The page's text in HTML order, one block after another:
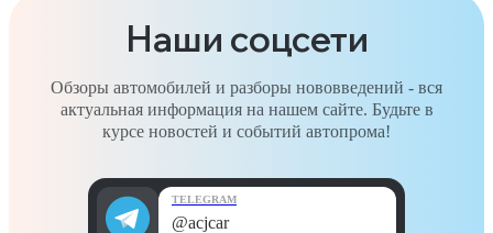
Наши соцсети
Обзоры автомобилей и разборы нововведений - вся
актуальная информация на нашем сайте. Будьте в
курсе новостей и событий автопрома!
TELEGRAM
@acjcar